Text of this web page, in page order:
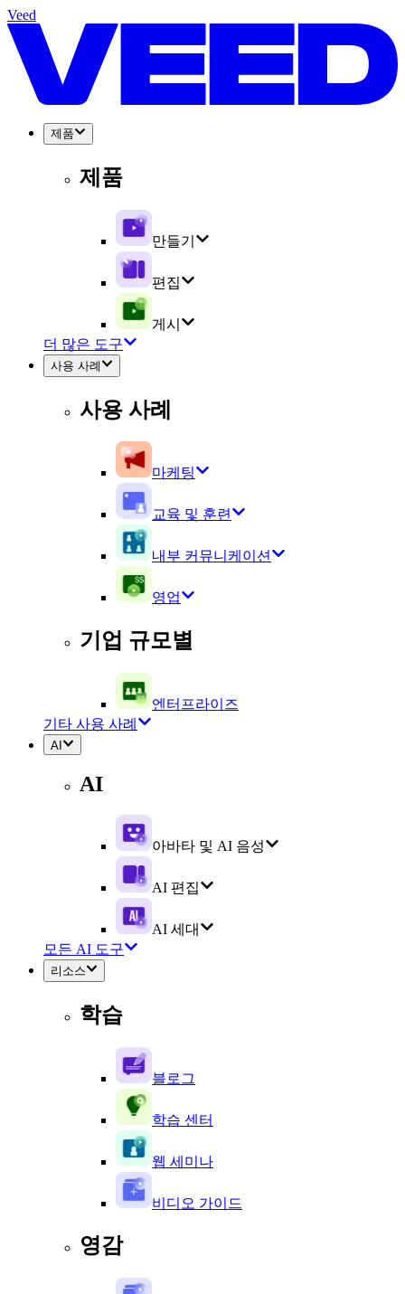
Veed
제품
제품
만들기
편집
게시
더 많은 도구
사용 사례
사용 사례
마케팅
교육 및 훈련
내부 커뮤니케이션
영업
기업 규모별
엔터프라이즈
기타 사용 사례
AI
AI
아바타 및 AI 음성
AI 편집
AI 세대
모든 AI 도구
리소스
학습
블로그
학습 센터
웹 세미나
비디오 가이드
영감